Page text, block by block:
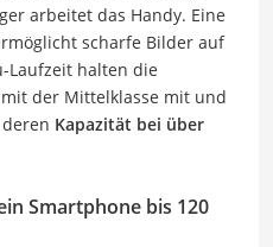
arbeitet das Handy. Eine
scharfe Bilder auf
Laufzeit halten die
der Mittelklasse mit und
Kapazität bei über
Smartphone bis 120